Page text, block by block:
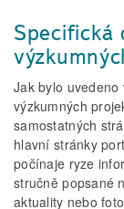
Specifická
Jak bylo
výzkumných
samostatných
hlavní stránky
počínaje ryze
stručně popsané
aktuality nebo